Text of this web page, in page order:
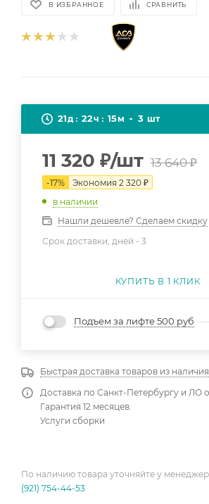
В ИЗБРАННОЕ СРАВНИТЬ
21д 22ч 15м 3 шт
11 320 ₽/шт 13 640₽
-17% Экономия 2 320 ₽
в наличии
Нашли дешевле? Сделаем скидку
Срок доставки, дней - 3
КУПИТЬ В 1 КЛИК
Подъем за лифте 500 руб
Быстрая доставка товаров из наличия
Доставка по Санкт-Петербургу и ЛО
Гарантия 12 месяцев.
Услуги сборки
По наличию товара уточняйте у
(921) 754-44-53